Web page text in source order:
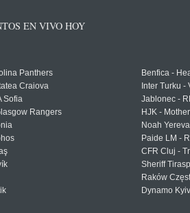
EN VIVO HOY
Panthers
Craiova
Sofia
Rangers
Benfica -
Inter Turku -
Jablonec -
HJK -
Noah
Paide LM -
CFR Cluj -
Sheriff
Raków
Dynamo